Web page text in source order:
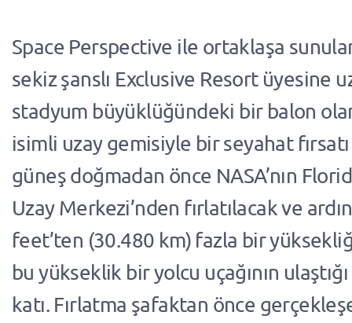
Space Perspective ile ortaklaşa
sekiz şanslı Exclusive Resort üyesine
stadyum büyüklüğündeki bir balon
isimli uzay gemisiyle bir seyahat
güneş doğmadan önce NASA’nın
Uzay Merkezi’nden fırlatılacak ve
feet’ten (30.480 km) fazla bir
bu yükseklik bir yolcu uçağının
katı. Fırlatma şafaktan önce